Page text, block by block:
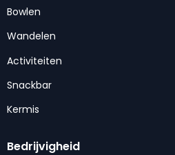
Bowlen
Wandelen
Activiteiten
Snackbar
Kermis
Bedrijvigheid